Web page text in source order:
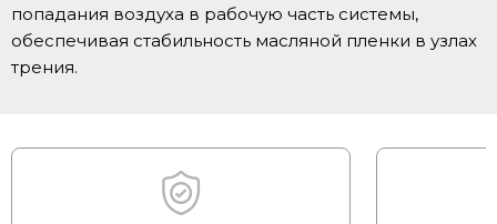
попадания воздуха в рабочую часть системы,
обеспечивая стабильность масляной пленки в узлах
трения.